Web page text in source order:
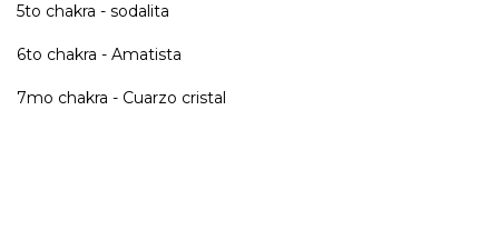
5to chakra - sodalita
6to chakra - Amatista
7mo chakra - Cuarzo cristal